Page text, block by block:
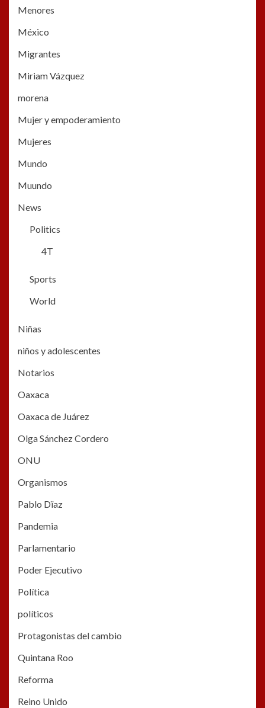
Menores
México
Migrantes
Miriam Vázquez
morena
Mujer y empoderamiento
Mujeres
Mundo
Muundo
News
Politics
4T
Sports
World
Niñas
niños y adolescentes
Notarios
Oaxaca
Oaxaca de Juárez
Olga Sánchez Cordero
ONU
Organismos
Pablo Dïaz
Pandemia
Parlamentario
Poder Ejecutivo
Política
políticos
Protagonistas del cambio
Quintana Roo
Reforma
Reino Unido